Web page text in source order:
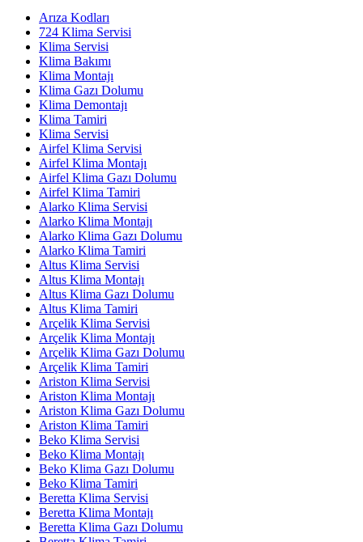
Arıza Kodları
724 Klima Servisi
Klima Servisi
Klima Bakımı
Klima Montajı
Klima Gazı Dolumu
Klima Demontajı
Klima Tamiri
Klima Servisi
Airfel Klima Servisi
Airfel Klima Montajı
Airfel Klima Gazı Dolumu
Airfel Klima Tamiri
Alarko Klima Servisi
Alarko Klima Montajı
Alarko Klima Gazı Dolumu
Alarko Klima Tamiri
Altus Klima Servisi
Altus Klima Montajı
Altus Klima Gazı Dolumu
Altus Klima Tamiri
Arçelik Klima Servisi
Arçelik Klima Montajı
Arçelik Klima Gazı Dolumu
Arçelik Klima Tamiri
Ariston Klima Servisi
Ariston Klima Montajı
Ariston Klima Gazı Dolumu
Ariston Klima Tamiri
Beko Klima Servisi
Beko Klima Montajı
Beko Klima Gazı Dolumu
Beko Klima Tamiri
Beretta Klima Servisi
Beretta Klima Montajı
Beretta Klima Gazı Dolumu